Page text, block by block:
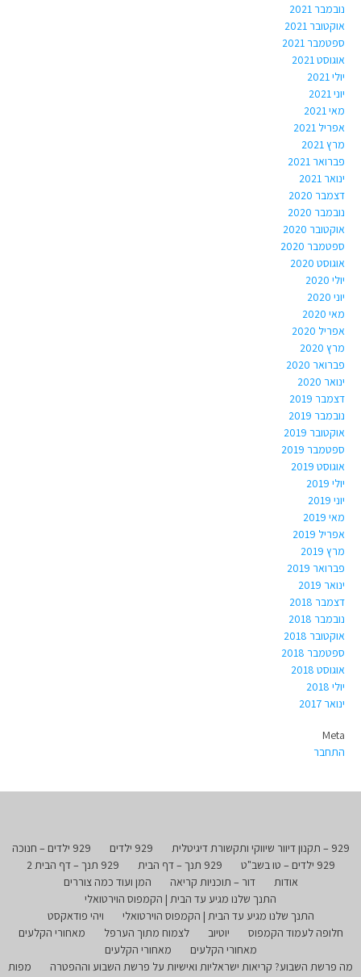
נובמבר 2021
אוקטובר 2021
ספטמבר 2021
אוגוסט 2021
יולי 2021
יוני 2021
מאי 2021
אפריל 2021
מרץ 2021
פברואר 2021
ינואר 2021
דצמבר 2020
נובמבר 2020
אוקטובר 2020
ספטמבר 2020
אוגוסט 2020
יולי 2020
יוני 2020
מאי 2020
אפריל 2020
מרץ 2020
פברואר 2020
ינואר 2020
דצמבר 2019
נובמבר 2019
אוקטובר 2019
ספטמבר 2019
אוגוסט 2019
יולי 2019
יוני 2019
מאי 2019
אפריל 2019
מרץ 2019
פברואר 2019
ינואר 2019
דצמבר 2018
נובמבר 2018
אוקטובר 2018
ספטמבר 2018
אוגוסט 2018
יולי 2018
ינואר 2017
Meta
התחבר
929 – תקנון דיוור שיווקי ותקשורת דיגיטלית 929 ילדים
929 ילדים – חנוכה
929 ילדים – טו בשב"ט
929 תנך – דף הבית
929 תנך – דף הבית 2
אודות
דור – תוכניות קריאה
המן ועוד כמה צוררים
התנך שלנו מגיע עד הבית | הקמפוס הוירטואלי
התנך שלנו מגיע עד הבית | הקמפוס הוירטואלי
ויהי פודאקסט
חלופה לעמוד הקמפוס
יוטיוב לצמוח מתוך הערפל
מאחורי הקלעים
מאחורי הקלעים
מאחורי הקלעים
מה פרשת השבוע? קריאות ישראליות ואישיות על פרשת השבוע וההפטרה
מפות